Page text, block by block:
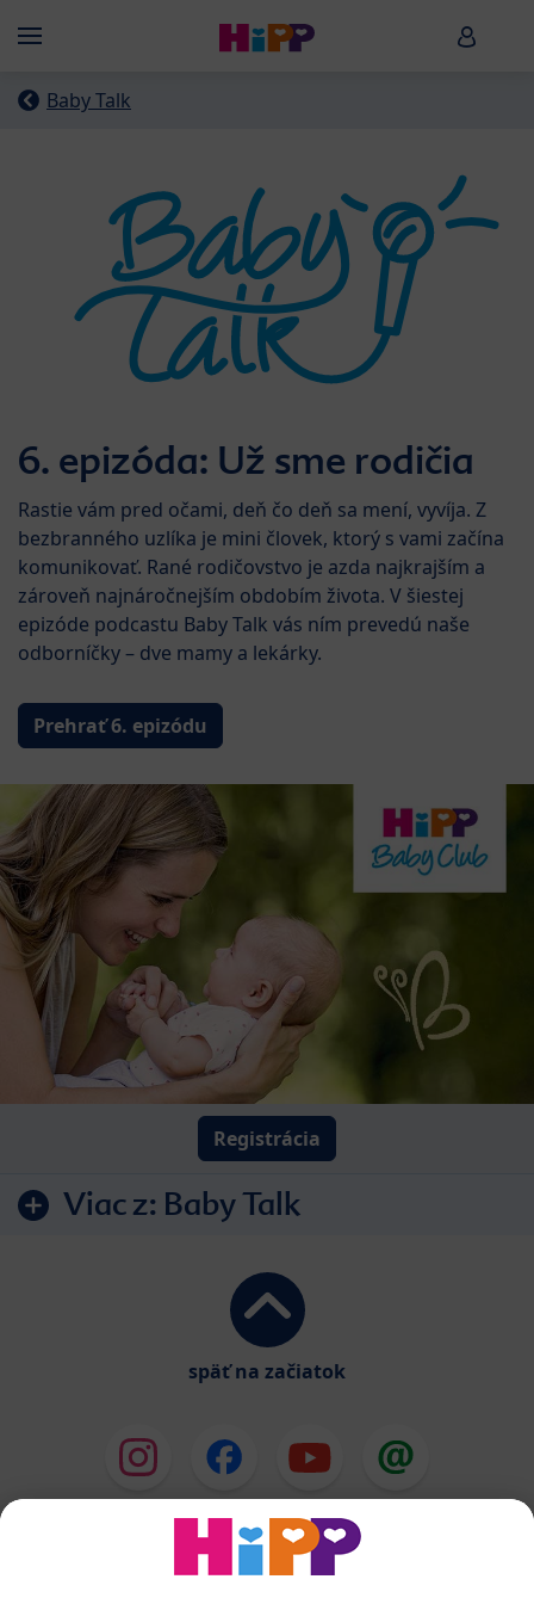
Menü HiPP
Baby Talk
6. epizóda: Už sme rodičia
Rastie vám pred očami, deň čo deň sa mení, vyvíja. Z
bezbranného uzlíka je mini človek, ktorý s vami začína
komunikovať. Rané rodičovstvo je azda najkrajším a
zároveň najnáročnejším obdobím života. V šiestej
epizóde podcastu Baby Talk vás ním prevedú naše
odborníčky – dve mamy a lekárky.
Prehrať 6. epizódu
Registrácia
Viac z: Baby Talk
späť na začiatok
HiPP Mlieka
HiPP Príkrmy